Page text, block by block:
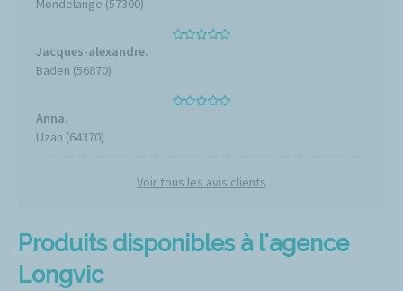
Produits disponibles à l'agence
Longvic
Mondelange (57300)
Jacques-alexandre.
Baden (56870)
Anna.
Uzan (64370)
Voir tous les avis clients